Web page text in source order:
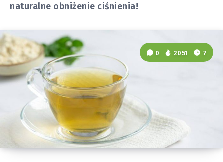
naturalne obniżenie ciśnienia!
0 2051 7